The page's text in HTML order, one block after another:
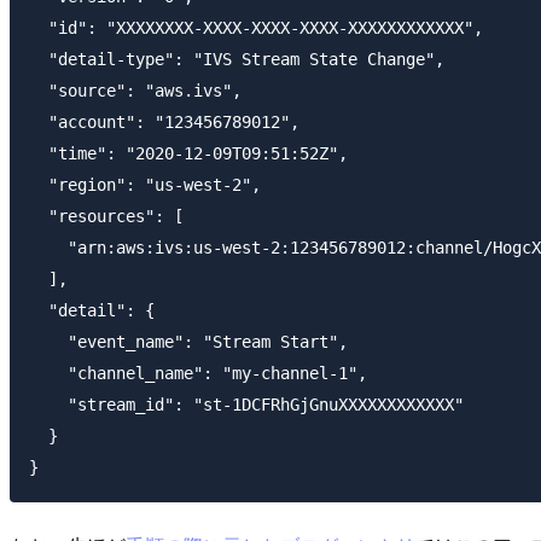
  "id": "XXXXXXXX-XXXX-XXXX-XXXX-XXXXXXXXXXXX",
  "detail-type": "IVS Stream State Change",
  "source": "aws.ivs",
  "account": "123456789012",
  "time": "2020-12-09T09:51:52Z",
  "region": "us-west-2",
  "resources": [
"arn:aws:ivs:us-west-2:123456789012:channel/
  ],
  "detail": {
    "event_name": "Stream Start",
    "channel_name": "my-channel-1",
    "stream_id": "st-1DCFRhGjGnuXXXXXXXXXXXX"
  }